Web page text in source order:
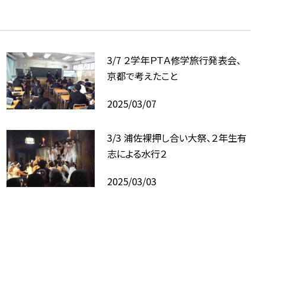
3/7 ２学年ＰＴＡ修学旅行発表会、
京都で考えたこと
2025/03/07
3/3 浦佐裸押し合い大祭、２年生有
志による水行２
2025/03/03